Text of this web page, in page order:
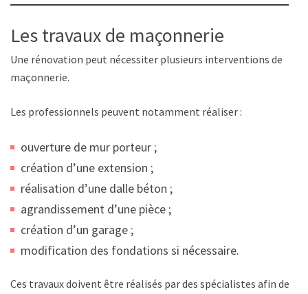
Les travaux de maçonnerie
Une rénovation peut nécessiter plusieurs interventions de
maçonnerie.
Les professionnels peuvent notamment réaliser :
ouverture de mur porteur ;
création d’une extension ;
réalisation d’une dalle béton ;
agrandissement d’une pièce ;
création d’un garage ;
modification des fondations si nécessaire.
Ces travaux doivent être réalisés par des spécialistes afin de